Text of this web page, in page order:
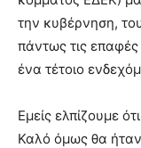
την κυβέρνηση,
πάντως τις επαφές
ένα τέτοιο
Εμείς ελπίζουμε
Καλό όμως θα ήταν